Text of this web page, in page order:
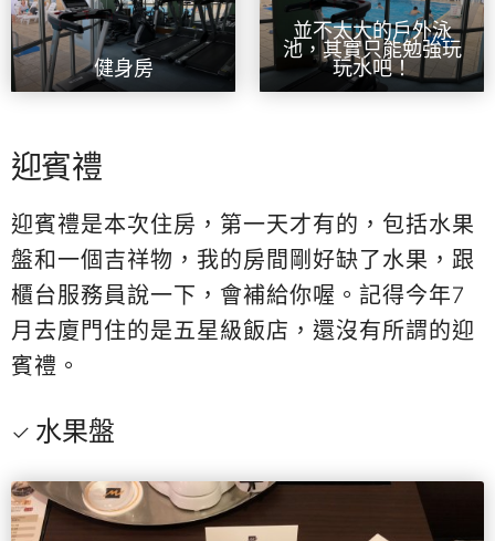
健身房
並不太大的戶外泳
池，其實只能勉強玩
玩水吧！
迎賓禮
迎賓禮是本次住房，第一天才有的，包括水果
盤和一個吉祥物，我的房間剛好缺了水果，跟
櫃台服務員說一下，會補給你喔。記得今年7
月去廈門住的是五星級飯店，還沒有所謂的迎
賓禮。
水果盤